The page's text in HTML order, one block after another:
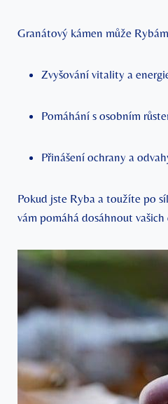
Granátový kámen může
Zvyšování vitality a
Pomáhání s osobním
Přinášení ochrany a
Pokud jste Ryba a toužíte po
vám pomáhá dosáhnout vašich